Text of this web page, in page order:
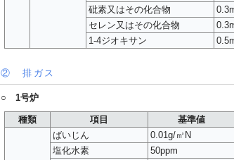
砒素又はその化合物
セレン又はその化合物
1-4ジオキサン
② 排ガス
○ 1号炉
種類 項目 基準値
ばいじん 0.01g/㎥N
塩化水素
50ppm